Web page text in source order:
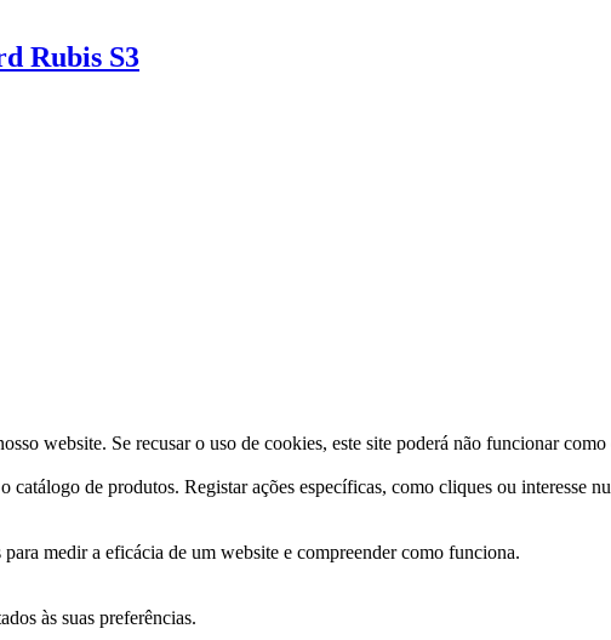
Rubis S3
website. Se recusar o uso de cookies, este site poderá não funcionar como
catálogo de produtos. Registar ações específicas, como cliques ou interesse
medir a eficácia de um website e compreender como funciona.
às suas preferências.